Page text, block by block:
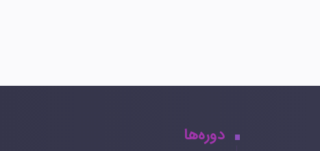
دوره‌ها